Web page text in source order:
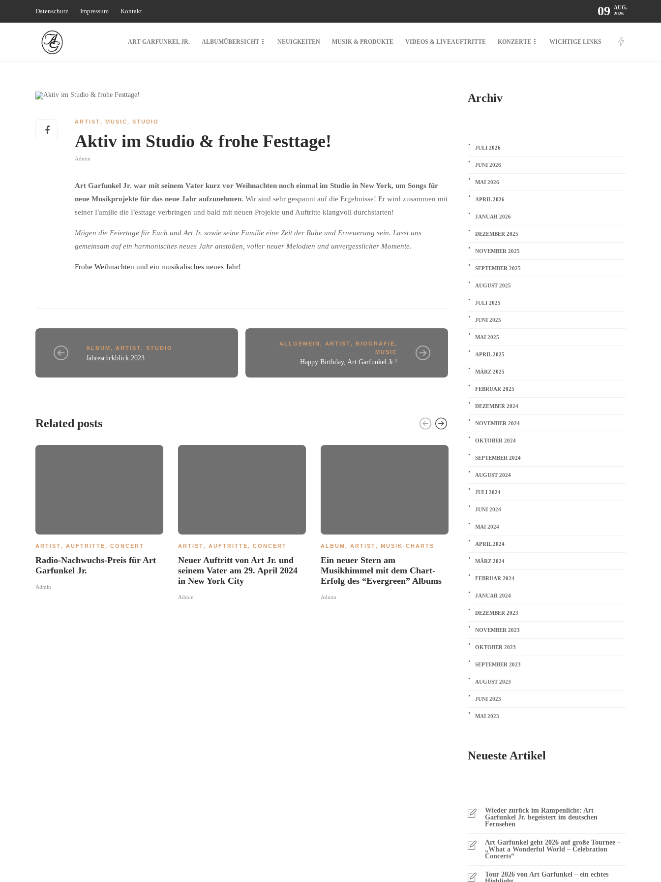
Datenschutz Impressum Kontakt 09 AUG.
2026
ART GARFUNKEL JR. ALBUMÜBERSICHT NEUIGKEITEN MUSIK & PRODUKTE VIDEOS & LIVEAUFTRITTE KONZERTE WICHTIGE LINKS
ARTIST, MUSIC, STUDIO
Aktiv im Studio & frohe Festtage!
Admin
Art Garfunkel Jr. war mit seinem Vater kurz vor Weihnachten noch einmal im Studio in New York, um Songs für
neue Musikprojekte für das neue Jahr aufzunehmen. Wir sind sehr gespannt auf die Ergebnisse! Er wird zusammen mit
seiner Familie die Festtage verbringen und bald mit neuen Projekte und Auftritte klangvoll durchstarten!
Mögen die Feiertage für Euch und Art Jr. sowie seine Familie eine Zeit der Ruhe und Erneuerung sein. Lasst uns
gemeinsam auf ein harmonisches neues Jahr anstoßen, voller neuer Melodien und unvergesslicher Momente.
Frohe Weihnachten und ein musikalisches neues Jahr!
ALBUM, ARTIST,STUDIO
Jahresrückblick 2023
ALLGEMEIN, ARTIST,BIOGRAFIE,
MUSIC
Happy Birthday, Art Garfunkel Jr.!
Related posts
ARTIST, AUFTRITTE, CONCERT
Radio-Nachwuchs-Preis für Art
Garfunkel Jr.
Admin
ARTIST, AUFTRITTE, CONCERT
Neuer Auftritt von Art Jr. und
seinem Vater am 29. April 2024
in New York City
Admin
ALBUM, ARTIST, MUSIK-CHARTS
Ein neuer Stern am
Musikhimmel mit dem Chart-
Erfolg des “Evergreen” Albums
Admin
ARTIST,AUFTRITTE
Garfunkel Jr. und seiner Familie
Admin
Archiv
JULI 2026
JUNI 2026
MAI 2026
APRIL 2026
JANUAR 2026
DEZEMBER 2025
NOVEMBER 2025
SEPTEMBER 2025
AUGUST 2025
JULI 2025
JUNI 2025
MAI 2025
APRIL 2025
MÄRZ 2025
FEBRUAR 2025
DEZEMBER 2024
NOVEMBER 2024
OKTOBER 2024
SEPTEMBER 2024
AUGUST 2024
JULI 2024
JUNI 2024
MAI 2024
APRIL 2024
MÄRZ 2024
FEBRUAR 2024
JANUAR 2024
DEZEMBER 2023
NOVEMBER 2023
OKTOBER 2023
SEPTEMBER 2023
AUGUST 2023
JUNI 2023
MAI 2023
Neueste Artikel
Wieder zurück im Rampenlicht: Art
Garfunkel Jr. begeistert im deutschen
Fernsehen
Art Garfunkel geht 2026 auf große Tournee –
„What a Wonderful World – Celebration
Concerts“
Tour 2026 von Art Garfunkel – ein echtes